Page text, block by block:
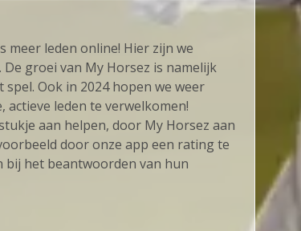
meer leden online! Hier zijn we
groei van My Horsez is namelijk
Ook in 2024 hopen we weer
actieve leden te verwelkomen!
aan helpen, door My Horsez aan
door onze app een rating te
bij het beantwoorden van hun